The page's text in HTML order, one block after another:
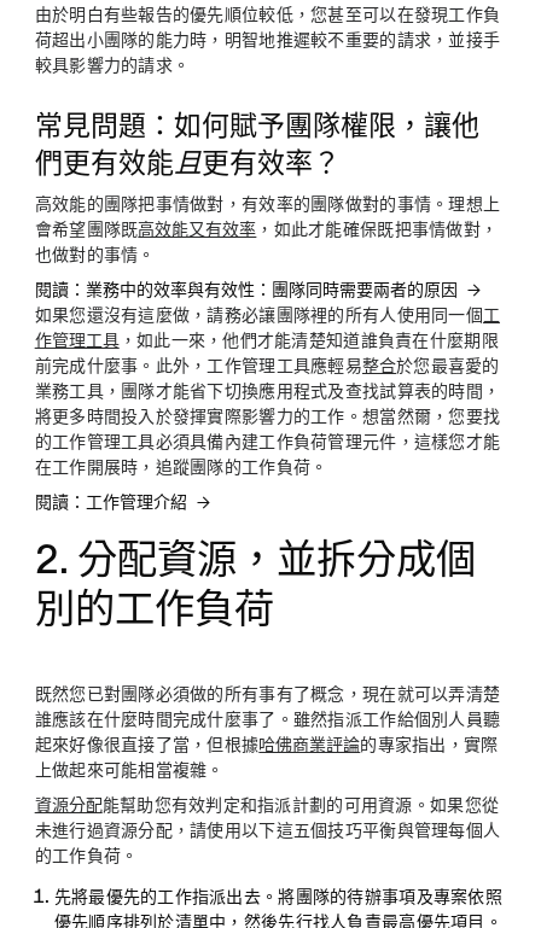
由於明白有些報告的優先順位較低，您甚至可以在發現工作負
荷超出小團隊的能力時，明智地推遲較不重要的請求，並接手
較具影響力的請求。
常見問題：如何賦予團隊權限，讓他
們更有效能 且更有效率？
高效能的團隊把事情做對，有效率的團隊做對的事情。理想上
會希望團隊既高效能又有效率 ，如此才能確保既把事情做對，
也做對的事情。
閱讀：業務中的效率與有效性：團隊同時需要兩者的原因
如果您還沒有這麼做，請務必讓團隊裡的所有人使用同一個工
作管理工具，如此一來，他們才能清楚知道誰負責在什麼期限
前完成什麼事。此外，工作管理工具應輕易整合於您最喜愛的
業務工具，團隊才能省下切換應用程式及查找試算表的時間，
將更多時間投入於發揮實際影響力的工作。想當然爾，您要找
的工作管理工具必須具備內建工作負荷管理元件，這樣您才能
在工作開展時，追蹤團隊的工作負荷。
閱讀：工作管理介紹
2. 分配資源，並拆分成個
別的工作負荷
既然您已對團隊必須做的所有事有了概念，現在就可以弄清楚
誰應該在什麼時間完成什麼事了。雖然指派工作給個別人員聽
起來好像很直接了當，但根據哈佛商業評論的專家指出，實際
上做起來可能相當複雜。
資源分配能幫助您有效判定和指派計劃的可用資源。如果您從
未進行過資源分配，請使用以下這五個技巧平衡與管理每個人
的工作負荷。
先將最優先的工作指派出去 。將團隊的待辦事項及專案依照
優先順序排列於清單中，然後先行找人負責最高優先項目。